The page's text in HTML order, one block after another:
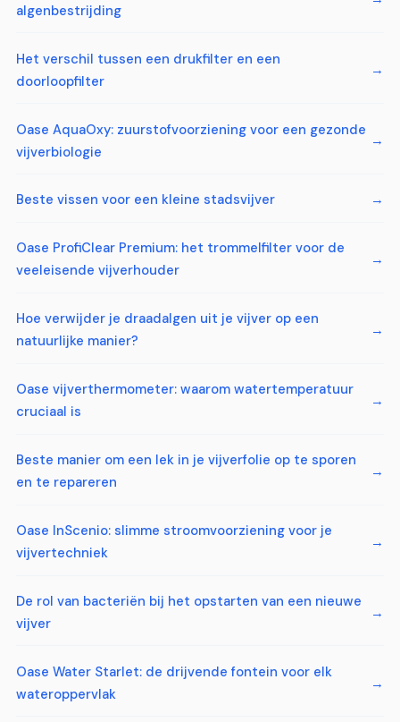
algenbestrijding
Het verschil tussen een drukfilter en een
doorloopfilter
Oase AquaOxy: zuurstofvoorziening voor een gezonde
vijverbiologie
Beste vissen voor een kleine stadsvijver
Oase ProfiClear Premium: het trommelfilter voor de
veeleisende vijverhouder
Hoe verwijder je draadalgen uit je vijver op een
natuurlijke manier?
Oase vijverthermometer: waarom watertemperatuur
cruciaal is
Beste manier om een lek in je vijverfolie op te sporen
en te repareren
Oase InScenio: slimme stroomvoorziening voor je
vijvertechniek
De rol van bacteriën bij het opstarten van een nieuwe
vijver
Oase Water Starlet: de drijvende fontein voor elk
wateroppervlak